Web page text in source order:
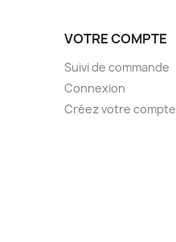
VOTRE COMPTE
Suivi de commande
Connexion
Créez votre compte